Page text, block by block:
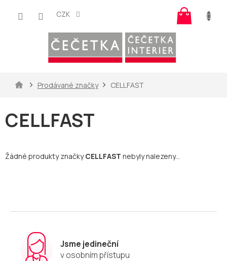
CZK
košík
DomůProdávané značky CELLFAST
CELLFAST
Žádné produkty značkyCELLFAST nebyly nalezeny...
Jsme jedineční
v osobním přístupu